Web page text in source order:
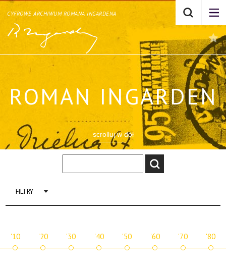
CYFROWE ARCHIWUM ROMANA INGARDENA
ROMAN INGARDEN
scrolluj w dół
FILTRY
'10 '20 '30 '40 '50 '60 '70 '80